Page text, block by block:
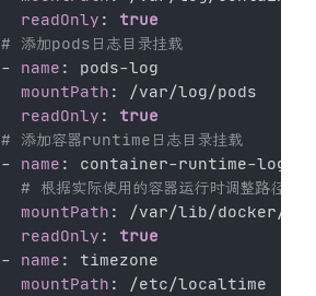
readOnly :
true
# 添加pods日志目录挂载
-
name : pods-log
mountPath :
/var/log/pods
readOnly :
true
# 添加容器runtime日志目录挂载
-
name : container-runtime-log
# 根据实际使用的容器运行时调整路径
mountPath :
/var/lib/docker/
readOnly :
true
-
name :
timezone
mountPath :
/etc/localtime